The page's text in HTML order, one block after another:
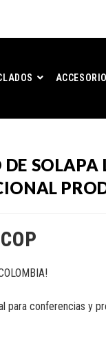
SOLAPA
COP
para conferencias y